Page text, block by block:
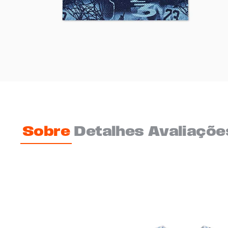
Sobre Detalhes